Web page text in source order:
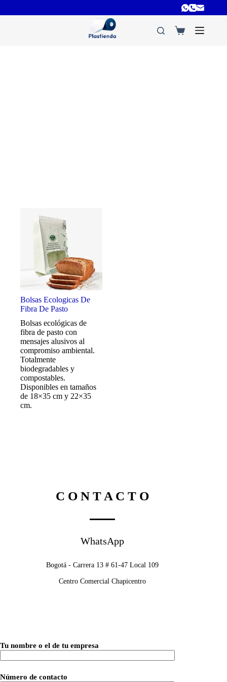
Bolsas Ecologicas De
Fibra De Pasto
Bolsas ecológicas de
fibra de pasto con
mensajes alusivos al
compromiso ambiental.
Totalmente
biodegradables y
compostables.
Disponibles en tamaños
de 18×35 cm y 22×35
cm.
C O N T A C T O
WhatsApp
Bogotá - Carrera 13 # 61-47 Local 109
Centro Comercial Chapicentro
Tu nombre o el de tu empresa
Número de contacto